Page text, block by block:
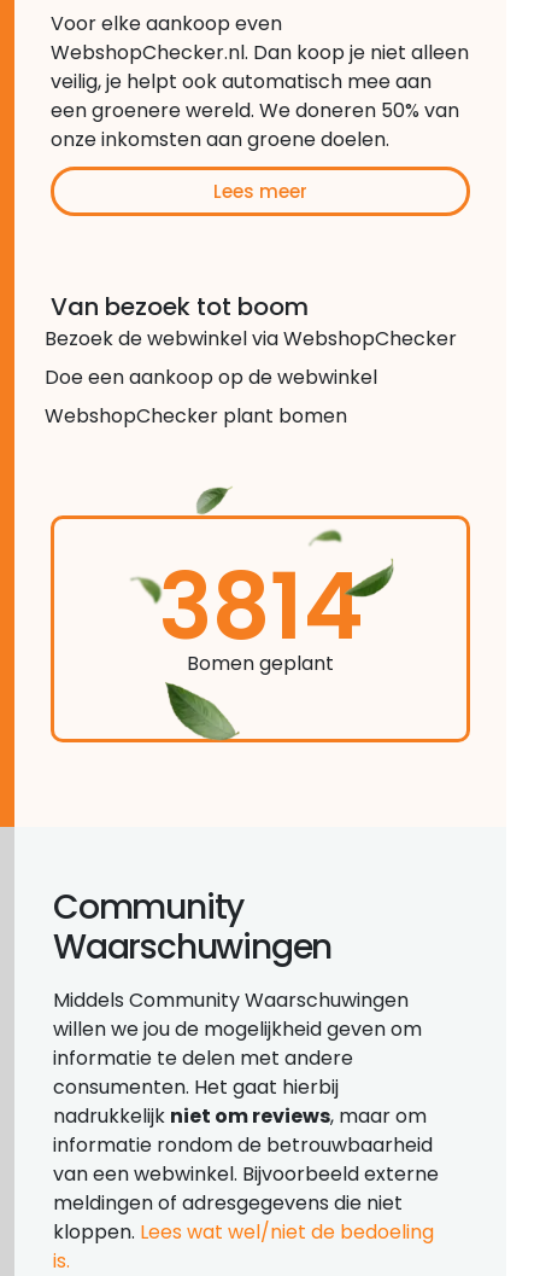
Voor elke aankoop even
WebshopChecker.nl. Dan koop je niet alleen
veilig, je helpt ook automatisch mee aan
een groenere wereld. We doneren 50% van
onze inkomsten aan groene doelen.
Lees meer
Van bezoek tot boom
Bezoek de webwinkel via WebshopChecker
Doe een aankoop op de webwinkel
WebshopChecker plant bomen
3814
Bomen geplant
Community
Waarschuwingen
Middels Community Waarschuwingen
willen we jou de mogelijkheid geven om
informatie te delen met andere
consumenten. Het gaat hierbij
nadrukkelijk niet om reviews, maar om
informatie rondom de betrouwbaarheid
van een webwinkel. Bijvoorbeeld externe
meldingen of adresgegevens die niet
kloppen. Lees wat wel/niet de bedoeling
is.